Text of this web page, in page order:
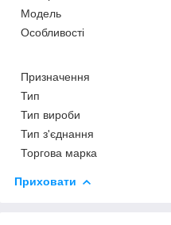
Мoдель
Особливості
Призначення
Тип
Тип вироби
Тип з'єднання
Торгова марка
Приховати